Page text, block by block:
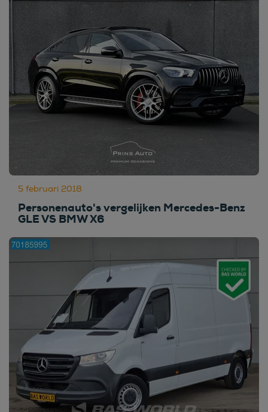
5 februari 2018
Personenauto's vergelijken Mercedes-Benz
GLE VS BMW X6